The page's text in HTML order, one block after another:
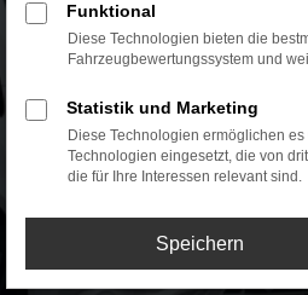
Funktional
Diese Technologien bieten die
Fahrzeugbewertungssystem und
Statistik und Marketing
Diese Technologien ermöglichen
Technologien eingesetzt, die von
die für Ihre Interessen relevant sind.
Speichern